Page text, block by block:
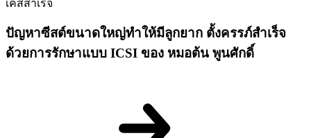
เคสสำเร็จ
ปัญหาซีสต์ขนาดใหญ่ทำให้มีลูกยาก ตั้งครรภ์สำเร็จ
ด้วยการรักษาแบบ ICSI ของ หมอต้น พูนศักดิ์